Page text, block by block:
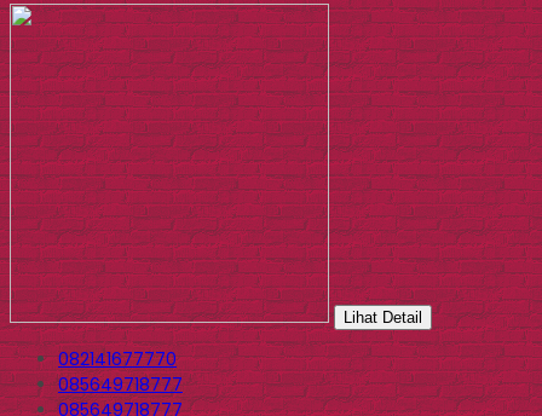
Lihat Detail
082141677770
085649718777
085649718777